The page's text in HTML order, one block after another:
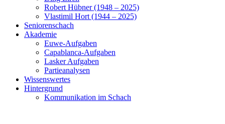
Robert Hübner (1948 – 2025)
Vlastimil Hort (1944 – 2025)
Seniorenschach
Akademie
Euwe-Aufgaben
Capablanca-Aufgaben
Lasker Aufgaben
Partieanalysen
Wissenswertes
Hintergrund
Kommunikation im Schach